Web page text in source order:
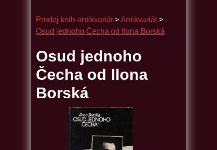
Prodej knih-antikvariát >Antikvariát >
Osud jednoho Čecha od Ilona Borská
Osud jednoho
Čecha od Ilona
Borská